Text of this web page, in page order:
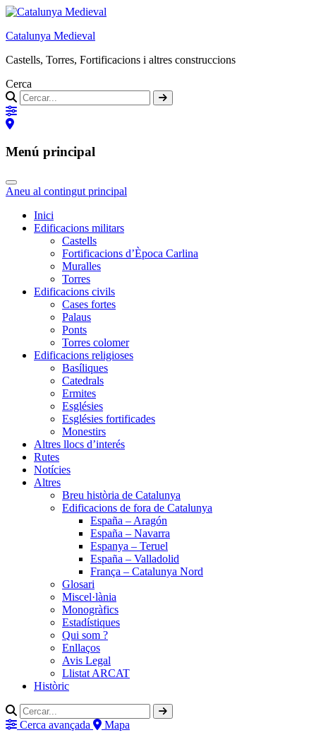
Catalunya Medieval
Castells, Torres, Fortificacions i altres construccions
Cerca
Menú principal
Aneu al contingut principal
Inici
Edificacions militars
Castells
Fortificacions d’Època Carlina
Muralles
Torres
Edificacions civils
Cases fortes
Palaus
Ponts
Torres colomer
Edificacions religioses
Basíliques
Catedrals
Ermites
Esglésies
Esglésies fortificades
Monestirs
Altres llocs d’interés
Rutes
Notícies
Altres
Breu història de Catalunya
Edificacions de fora de Catalunya
España – Aragón
España – Navarra
Espanya – Teruel
España – Valladolid
França – Catalunya Nord
Glosari
Miscel·lània
Monogràfics
Estadístiques
Qui som ?
Enllaços
Avis Legal
Llistat ARCAT
Històric
Cerca avançada Mapa